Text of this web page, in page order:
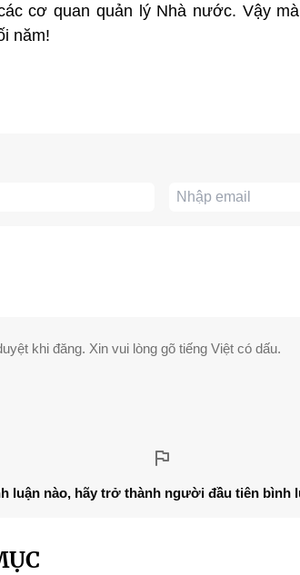
cơ quan quản lý Nhà nước. Vậy
năm!
khi đăng. Xin vui lòng gõ tiếng Việt có dấu.
luận nào, hãy trở thành người đầu tiên bình